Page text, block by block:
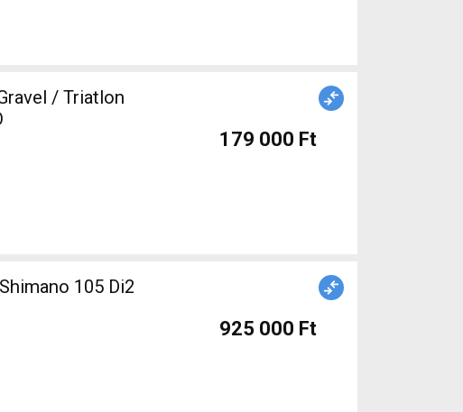
/ Triatlon
179 000 Ft
105 Di2
925 000 Ft